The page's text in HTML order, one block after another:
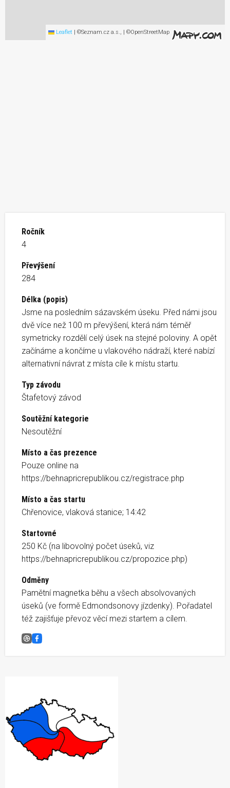
Leaflet | ©Seznam.cz a.s., | ©OpenStreetMap
Ročník
4
Převýšení
284
Délka (popis)
Jsme na posledním sázavském úseku. Před námi jsou
dvě více než 100 m převýšení, která nám téměř
symetricky rozdělí celý úsek na stejné poloviny. A opět
začínáme a končíme u vlakového nádraží, které nabízí
alternativní návrat z místa cíle k místu startu.
Typ závodu
Štafetový závod
Soutěžní kategorie
Nesoutěžní
Místo a čas prezence
Pouze online na
https://behnapricrepublikou.cz/registrace.php
Místo a čas startu
Chřenovice, vlaková stanice; 14:42
Startovné
250 Kč (na libovolný počet úseků, viz
https://behnapricrepublikou.cz/propozice.php)
Odměny
Pamětní magnetka běhu a všech absolvovaných
úseků (ve formě Edmondsonovy jízdenky). Pořadatel
též zajišťuje převoz věcí mezi startem a cílem.
Běh napříč republikou, Z20 Chřenovice-Ledeč nad
Facebook